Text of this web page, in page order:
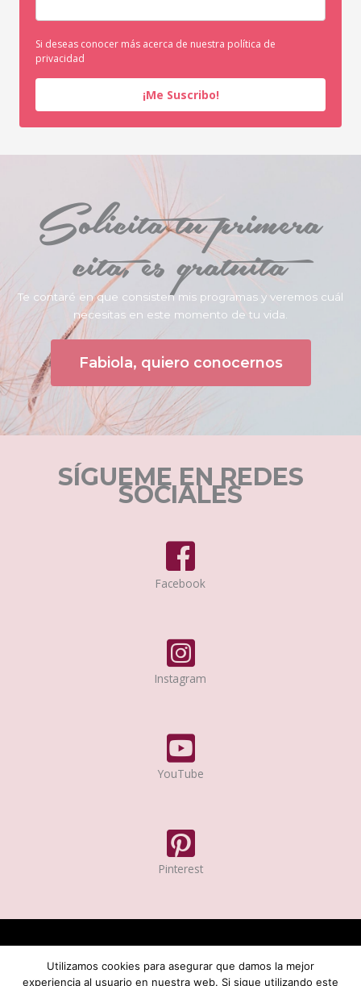
Si deseas conocer más acerca de nuestra política de
privacidad
¡Me Suscribo!
Solicita tu primera
cita, es gratuita
Te contaré en que consisten mis programas y veremos cuál
necesitas en este momento de tu vida.
Fabiola, quiero conocernos
SÍGUEME EN REDES
SOCIALES
Facebook
Instagram
YouTube
Pinterest
BLOG
CONTACTO
Utilizamos cookies para asegurar que damos la mejor
experiencia al usuario en nuestra web. Si sigue utilizando este